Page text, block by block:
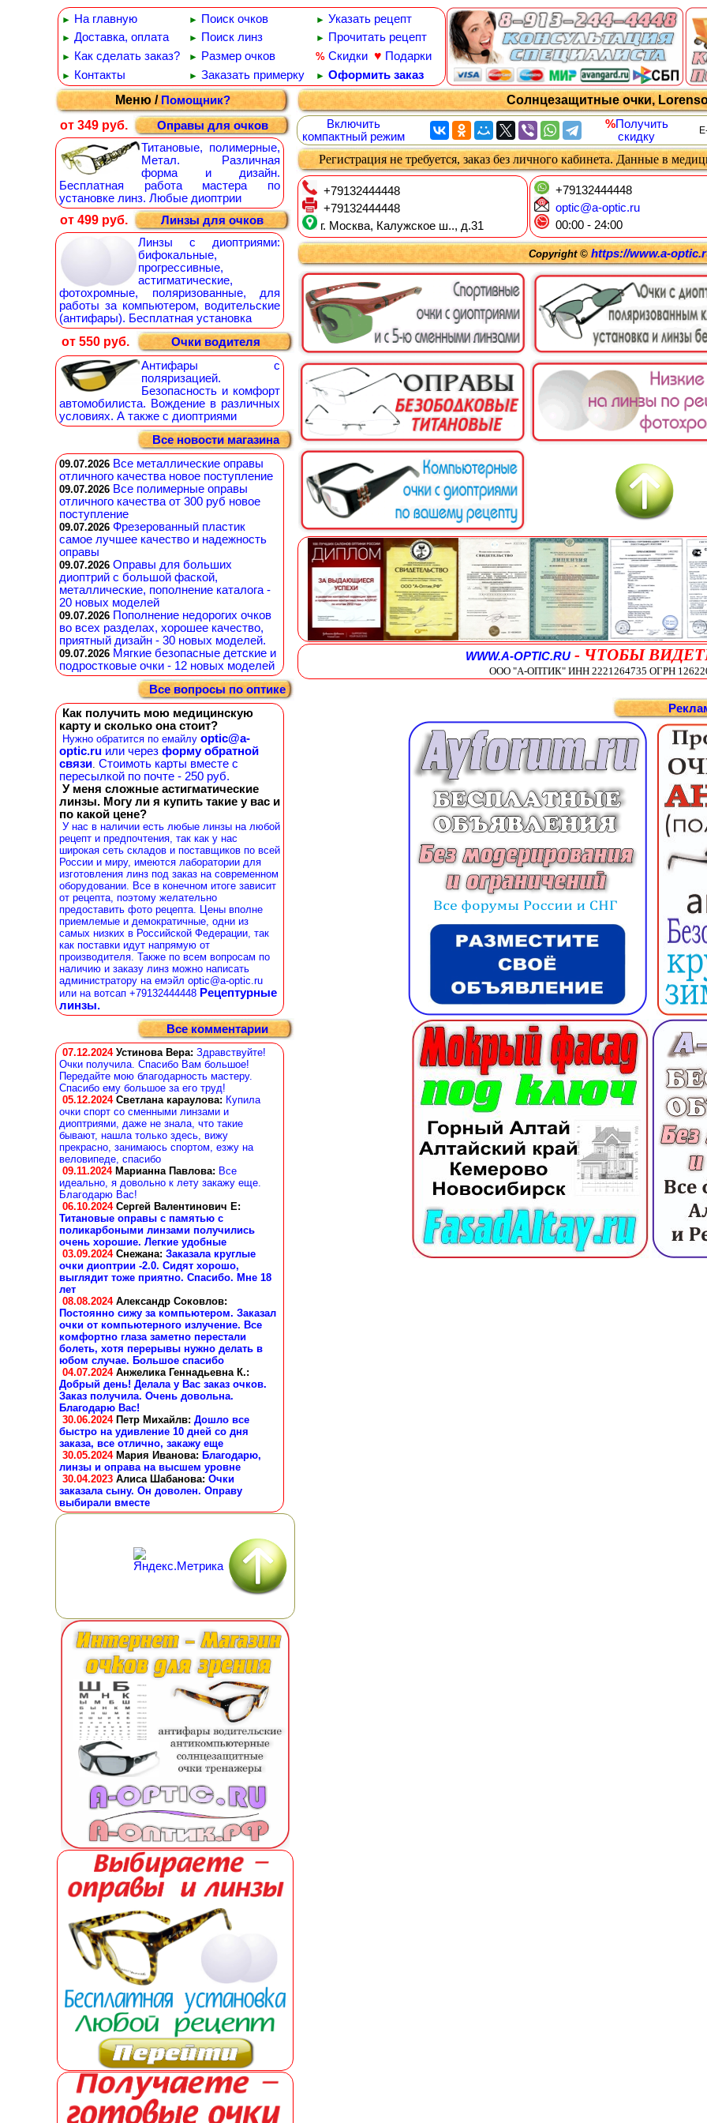
► На главную ► Поиск очков ► Указать рецепт
► Доставка, оплата ► Поиск линз ► Прочитать рецепт
► Как сделать заказ? ► Размер очков % Скидки ♥ Подарки
► Контакты ► Заказать примерку ► Оформить заказ
Меню /Помощник?
от 349 руб.
Оправы для очков
Титановые, полимерные,
Метал. Различная
форма и дизайн.
Бесплатная работа мастера по
установке линз. Любые диоптрии
от 499 руб.
Линзы для очков
Линзы с диоптриями:
бифокальные,
прогрессивные,
астигматические,
фотохромные, поляризованные, для
работы за компьютером, водительские
(антифары). Бесплатная установка
от 550 руб.
Очки водителя
Антифары с
поляризацией.
Безопасность и комфорт
автомобилиста. Вождение в различных
условиях. А также с диоптриями
Все новости магазина
09.07.2026 Все металлические оправы
отличного качества новое поступление
09.07.2026 Все полимерные оправы
отличного качества от 300 руб новое
поступление
09.07.2026 Фрезерованный пластик
самое лучшее качество и надежность
оправы
09.07.2026 Оправы для больших
диоптрий с большой фаской,
металлические, пополнение каталога -
20 новых моделей
09.07.2026 Пополнение недорогих очков
во всех разделах, хорошее качество,
приятный дизайн - 30 новых моделей.
09.07.2026 Мягкие безопасные детские и
подростковые очки - 12 новых моделей
Все вопросы по оптике
Как получить мою медицинскую
карту и сколько она стоит?
Нужно обратится по емайлу optic@a-
optic.ru или через форму обратной
связи. Стоимоть карты вместе с
пересылкой по почте - 250 руб.
У меня сложные астигматические
линзы. Могу ли я купить такие у вас и
по какой цене?
У нас в наличии есть любые линзы на любой
рецепт и предпочтения, так как у нас
широкая сеть складов и поставщиков по всей
России и миру, имеются лаборатории для
изготовления линз под заказ на современном
оборудовании. Все в конечном итоге зависит
от рецепта, поэтому желательно
предоставить фото рецепта. Цены вполне
приемлемые и демократичные, одни из
самых низких в Российской Федерации, так
как поставки идут напрямую от
производителя. Также по всем вопросам по
наличию и заказу линз можно написать
администратору на емэйл optic@a-optic.ru
или на вотсап +79132444448 Рецептурные
линзы.
Все комментарии
07.12.2024 Устинова Вера: Здравствуйте!
Очки получила. Спасибо Вам большое!
Передайте мою благодарность мастеру.
Спасибо ему большое за его труд!
05.12.2024 Светлана караулова: Купила
очки спорт со сменными линзами и
диоптриями, даже не знала, что такие
бывают, нашла только здесь, вижу
прекрасно, занимаюсь спортом, езжу на
веловипеде, спасибо
09.11.2024 Марианна Павлова: Все
идеально, я довольно к лету закажу еще.
Благодарю Вас!
06.10.2024 Сергей Валентинович Е:
Титановые оправы с памятью с
поликарбоными линзами получились
очень хорошие. Легкие удобные
03.09.2024 Снежана: Заказала круглые
очки диоптрии -2.0. Сидят хорошо,
выглядит тоже приятно. Спасибо. Мне 18
лет
08.08.2024 Александр Соковлов:
Постоянно сижу за компьютером. Заказал
очки от компьютерного излучение. Все
комфортно глаза заметно перестали
болеть, хотя перерывы нужно делать в
юбом случае. Большое спасибо
04.07.2024 Анжелика Геннадьевна К.:
Добрый день! Делала у Вас заказ очков.
Заказ получила. Очень довольна.
Благодарю Вас!
30.06.2024 Петр Михайлв: Дошло все
быстро на удивление 10 дней со дня
заказа, все отлично, закажу еще
30.05.2024 Мария Иванова: Благодарю,
линзы и оправа на высшем уровне
30.04.2023 Алиса Шабанова: Очки
заказала сыну. Он доволен. Оправу
выбирали вместе
Солнцезащитные очки,
Включить
компактный режим
%Получить
скидку
Регистрация не требуется, заказ без личного кабинета. Данные в
+79132444448
+79132444448
г. Москва, Калужское ш.., д.31
+79132444448
optic@a-optic.ru
00:00 - 24:00
Copyright © https://www.a-
WWW.A-OPTIC.RU - ЧТОБЫ
ООО "А-ОПТИК" ИНН 2221264735 ОГРН